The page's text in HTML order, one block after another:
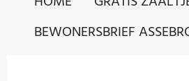
BEWONERSBRIEF